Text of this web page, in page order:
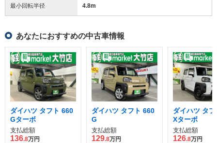
最小回転半径 4.8m
あなたにおすすめの中古車情報
ダイハツ タフト 660
Gターボ
支払総額
136.8万円
ダイハツ タフト 660
G
支払総額
129.8万円
ダイハツ タ
Xターボ
支払総額
126.8万円